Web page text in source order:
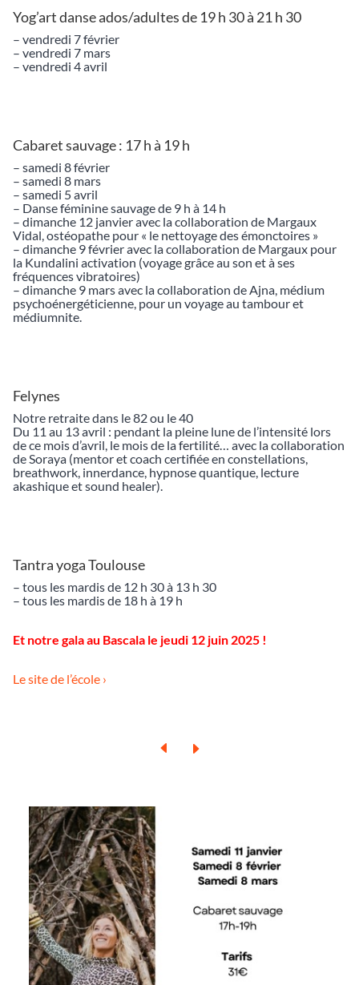
Yog’art danse ados/adultes de 19 h 30 à 21 h 30
– vendredi 7 février
– vendredi 7 mars
– vendredi 4 avril
Cabaret sauvage : 17 h à 19 h
– samedi 8 février
– samedi 8 mars
– samedi 5 avril
– Danse féminine sauvage de 9 h à 14 h
– dimanche 12 janvier avec la collaboration de Margaux
Vidal, ostéopathe pour « le nettoyage des émonctoires »
– dimanche 9 février avec la collaboration de Margaux pour
la Kundalini activation (voyage grâce au son et à ses
fréquences vibratoires)
– dimanche 9 mars avec la collaboration de Ajna, médium
psychoénergéticienne, pour un voyage au tambour et
médiumnite.
Felynes
Notre retraite dans le 82 ou le 40
Du 11 au 13 avril : pendant la pleine lune de l’intensité lors
de ce mois d’avril, le mois de la fertilité… avec la collaboration
de Soraya (mentor et coach certifiée en constellations,
breathwork, innerdance, hypnose quantique, lecture
akashique et sound healer).
Tantra yoga Toulouse
– tous les mardis de 12 h 30 à 13 h 30
– tous les mardis de 18 h à 19 h
Et notre gala au Bascala le jeudi 12 juin 2025 !
Le site de l’école ›